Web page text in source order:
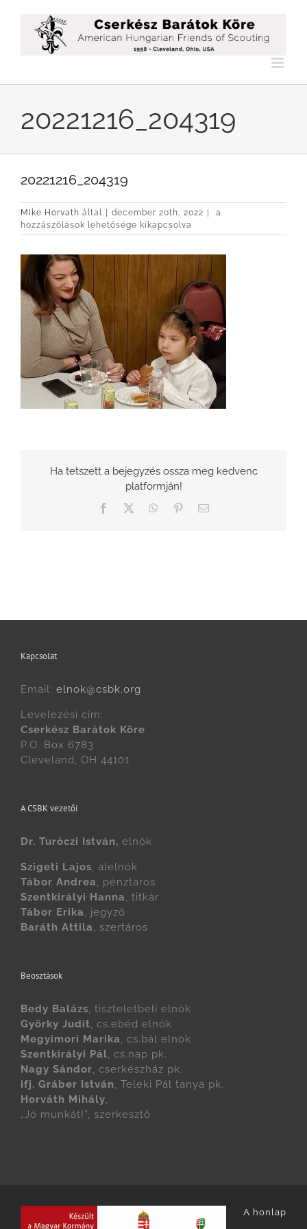
20221216_204319
20221216_204319
Mike Horvath által december 20th, 2022
20221216_204319
a
hozzászólások lehetősége kikapcsolva
Ha tetszett a bejegyzés ossza meg kedvenc
platformján!
Facebook WhatsApp
PinterestEmail:
Kapcsolat
Email: elnok@csbk.org
Levelezési cím:
Cserkész Barátok Köre
P.O. Box 6783
Cleveland, OH 44101
A CSBK vezetői
Dr. Turóczi István, elnök
Szigeti Lajos, alelnök
Tábor Andrea, pénztáros
Szentkirályi Hanna, titkár
Tábor Erika, jegyző
Baráth Attila, szertáros
Beosztások
Bedy Balázs, tiszteletbeli elnök
Györky Judit, cs.ebéd elnök
Megyimori Marika, cs.bál elnök
Szentkirályi Pál, cs.nap pk.
Nagy Sándor, cserkészház pk.
ifj. Gráber István, Teleki Pál tanya pk.
Horváth Mihály,
„Jó munkát!”, szerkesztő
A honlap